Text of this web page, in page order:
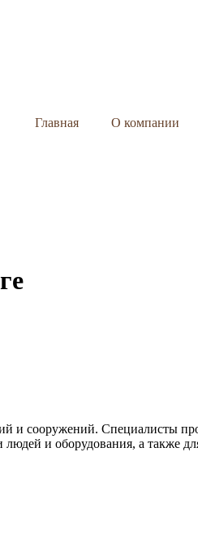
Главная О компании
и сооружений. Специалисты
и оборудования, а также